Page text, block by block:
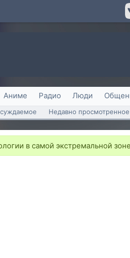
Аниме Радио Люди
Недавно просмотренное
в самой экстремальной